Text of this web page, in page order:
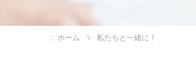
:: ホーム 私たちと一緒に！